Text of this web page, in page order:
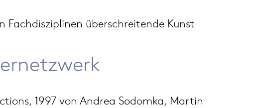
Fachdisziplinen überschreitende Kunst
1997 von Andrea Sodomka, Martin